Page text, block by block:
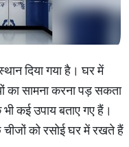
दिया गया है। घर में
का सामना करना पड़ सकता
कई उपाय बताए गए हैं।
को रसोई घर में रखते हैं